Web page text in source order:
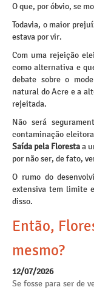
O que, por óbvio, se
Todavia, o maior
estava por vir.
Com uma rejeição
como alternativa e
debate sobre o
natural do Acre e a
rejeitada.
Não será
contaminação
Saída pela Florestaa
por não ser, de fato,
O rumo do
extensiva tem limite
disso.
Então,
mesmo?
12/07/2026
Se fosse para ser de